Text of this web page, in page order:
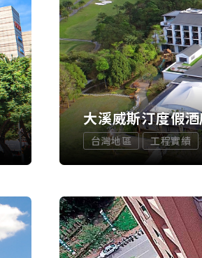
大溪威斯汀度假
台灣地區 工程實績